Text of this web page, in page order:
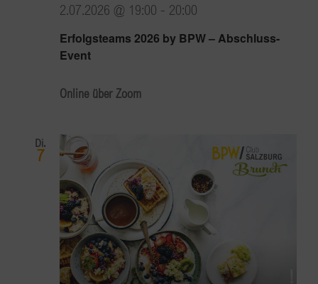
Erfolgsteams 2026 by BPW – Abschluss-
Event
2.07.2026 @ 19:00 - 20:00
Online über Zoom
Di.
7